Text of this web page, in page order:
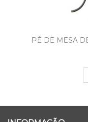
PÉ DE MESA